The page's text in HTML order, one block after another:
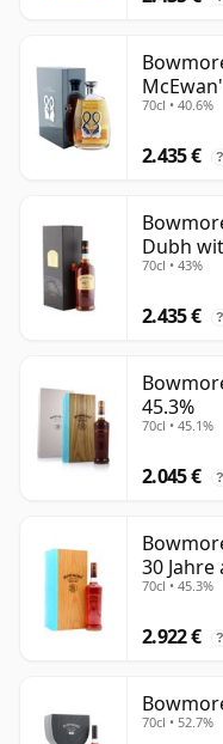
70cl • 40.6%
2.435 € ?
Dubh
70cl • 43%
2.435 € ?
45.3%
70cl • 45.1%
2.045 € ?
30 Jahre
70cl • 45.3%
2.922 € ?
70cl • 52.7%